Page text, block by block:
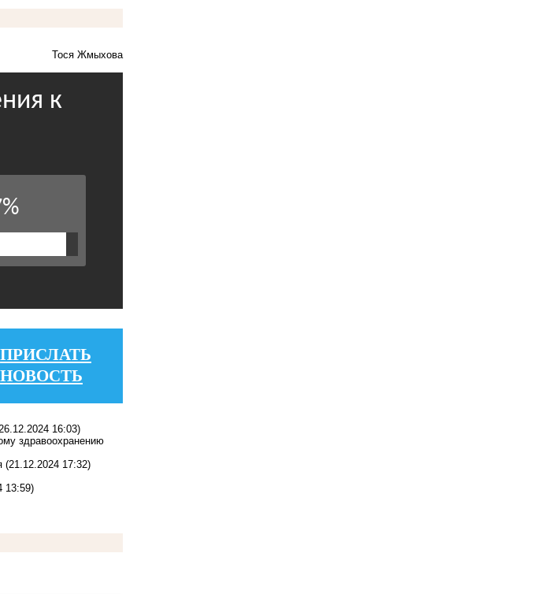
Тося Жмыхова
ПРИСЛАТЬ
НОВОСТЬ
16:03)
здравоохранению
(21.12.2024 17:32)
13:59)